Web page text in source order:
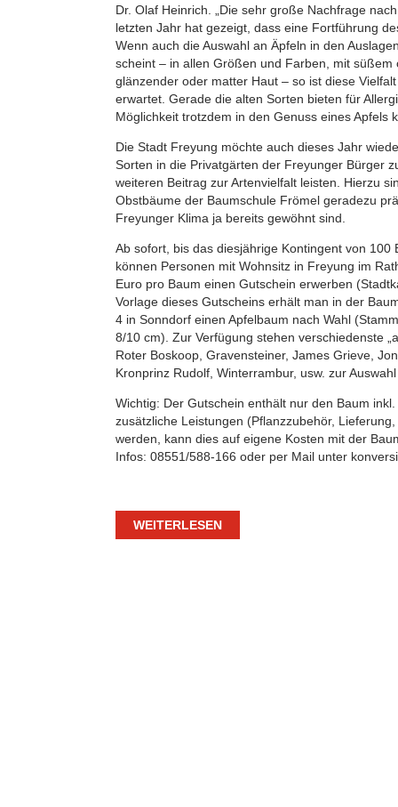
Dr. Olaf Heinrich. „Die sehr große Nachfrage
letzten Jahr hat gezeigt, dass eine Fortführung
Wenn auch die Auswahl an Äpfeln in den
scheint – in allen Größen und Farben, mit
glänzender oder matter Haut – so ist diese
erwartet. Gerade die alten Sorten bieten für
Möglichkeit trotzdem in den Genuss eines Apfels
Die Stadt Freyung möchte auch dieses Jahr
Sorten in die Privatgärten der Freyunger Bürger
weiteren Beitrag zur Artenvielfalt leisten. Hierzu
Obstbäume der Baumschule Frömel geradezu
Freyunger Klima ja bereits gewöhnt sind.
Ab sofort, bis das diesjährige Kontingent von 100
können Personen mit Wohnsitz in Freyung im
Euro pro Baum einen Gutschein erwerben
Vorlage dieses Gutscheins erhält man in der
4 in Sonndorf einen Apfelbaum nach Wahl
8/10 cm). Zur Verfügung stehen verschiedenste
Roter Boskoop, Gravensteiner, James Grieve,
Kronprinz Rudolf, Winterrambur, usw. zur
Wichtig: Der Gutschein enthält nur den Baum
zusätzliche Leistungen (Pflanzzubehör,
werden, kann dies auf eigene Kosten mit der
Infos: 08551/588-166 oder per Mail unter
WEITERLESEN